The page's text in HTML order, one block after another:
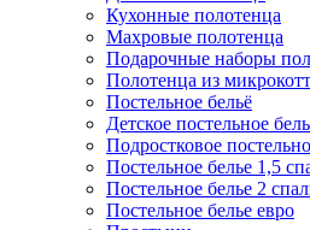
Кухонные полотенца
Махровые полотенца
Подарочные наборы
Полотенца из
Постельное бельё
Детское постельное
Подростковое
Постельное белье 1,5
Постельное белье 2
Постельное белье евро